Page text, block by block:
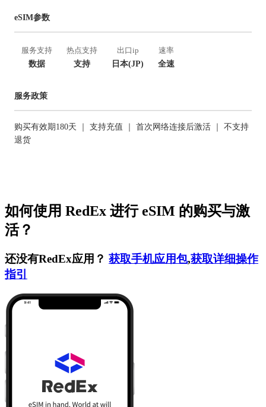
eSIM参数
服务支持
数据
热点支持
支持
出口ip
日本(JP)
速率
全速
服务政策
购买有效期180天 ｜ 支持充值 ｜ 首次网络连接后激活 ｜ 不支持
退货
如何使用 RedEx 进行 eSIM 的购买与激
活？
还没有RedEx应用？ 获取手机应用包,获取详细操作
指引